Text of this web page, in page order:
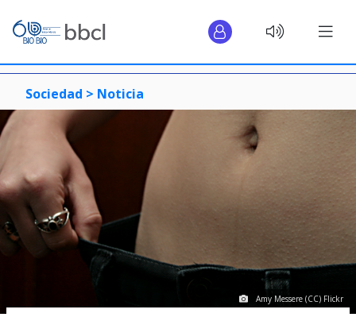
Sociedad > Noticia
Amy Messere (CC) Flickr